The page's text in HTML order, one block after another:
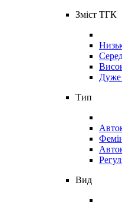
Зміст ТГК
Дуже
Тип
Вид